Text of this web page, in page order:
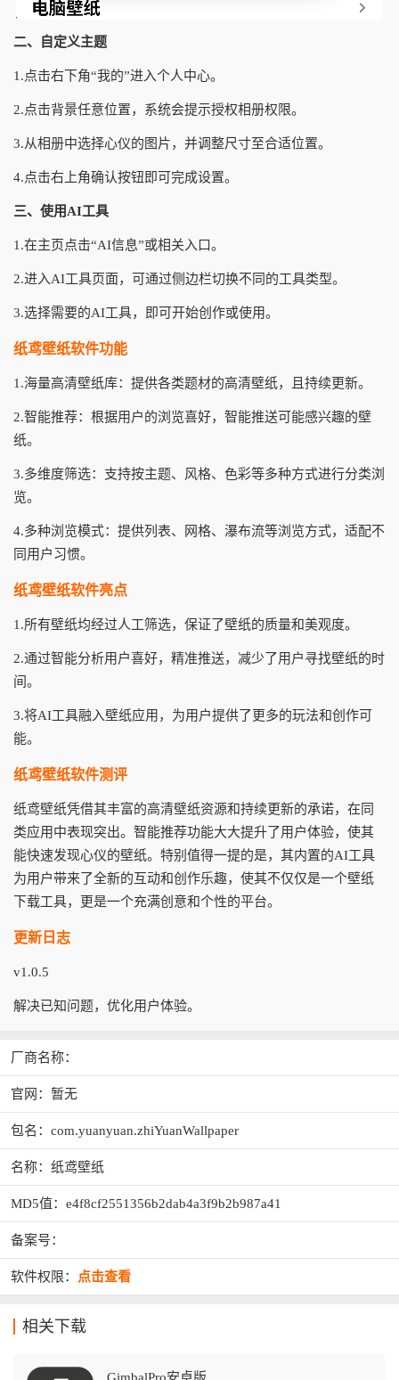
二、自定义主题
1.点击右下角“我的”进入个人中心。
2.点击背景任意位置，系统会提示授权相册权限。
3.从相册中选择心仪的图片，并调整尺寸至合适位置。
4.点击右上角确认按钮即可完成设置。
三、使用AI工具
1.在主页点击“AI信息”或相关入口。
2.进入AI工具页面，可通过侧边栏切换不同的工具类型。
3.选择需要的AI工具，即可开始创作或使用。
纸鸢壁纸软件功能
1.海量高清壁纸库：提供各类题材的高清壁纸，且持续更新。
2.智能推荐：根据用户的浏览喜好，智能推送可能感兴趣的壁
纸。
3.多维度筛选：支持按主题、风格、色彩等多种方式进行分类浏
览。
4.多种浏览模式：提供列表、网格、瀑布流等浏览方式，适配不
同用户习惯。
纸鸢壁纸软件亮点
1.所有壁纸均经过人工筛选，保证了壁纸的质量和美观度。
2.通过智能分析用户喜好，精准推送，减少了用户寻找壁纸的时
间。
3.将AI工具融入壁纸应用，为用户提供了更多的玩法和创作可
能。
纸鸢壁纸软件测评
纸鸢壁纸凭借其丰富的高清壁纸资源和持续更新的承诺，在同
类应用中表现突出。智能推荐功能大大提升了用户体验，使其
能快速发现心仪的壁纸。特别值得一提的是，其内置的AI工具
为用户带来了全新的互动和创作乐趣，使其不仅仅是一个壁纸
下载工具，更是一个充满创意和个性的平台。
更新日志
v1.0.5
解决已知问题，优化用户体验。
厂商名称：
官网：暂无
包名：com.yuanyuan.zhiYuanWallpaper
名称：纸鸢壁纸
MD5值：e4f8cf2551356b2dab4a3f9b2b987a41
备案号：
软件权限： 点击查看
相关下载